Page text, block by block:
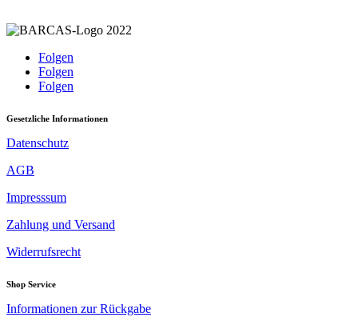
Folgen
Folgen
Folgen
Gesetzliche Informationen
Datenschutz
AGB
Impresssum
Zahlung und Versand
Widerrufsrecht
Shop Service
Informationen zur Rückgabe